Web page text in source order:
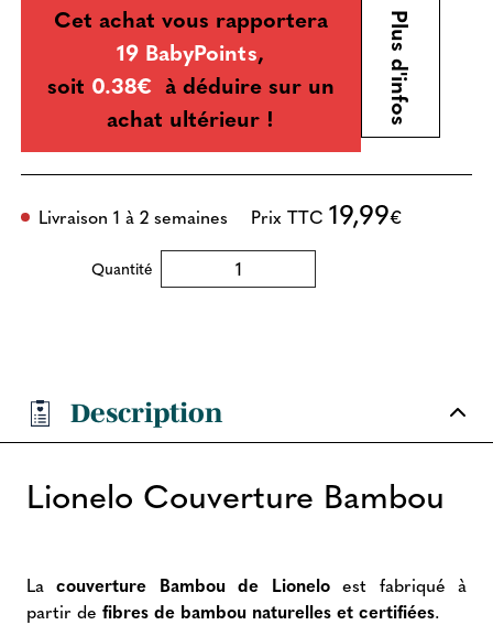
Cet achat vous rapportera
19 BabyPoints,
soit 0.38€ à déduire sur un
achat ultérieur !
Plus d'infos
Livraison 1 à 2 semaines Prix TTC 19,99€
Quantité
Description
Lionelo Couverture Bambou
La couverture Bambou de Lioneloest fabriqué à
partir de fibres de bambou naturelles et certifiées.